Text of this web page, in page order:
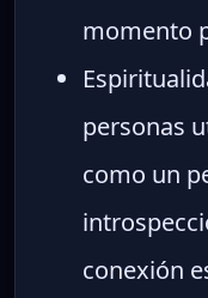
momento
personas
como un
conexión